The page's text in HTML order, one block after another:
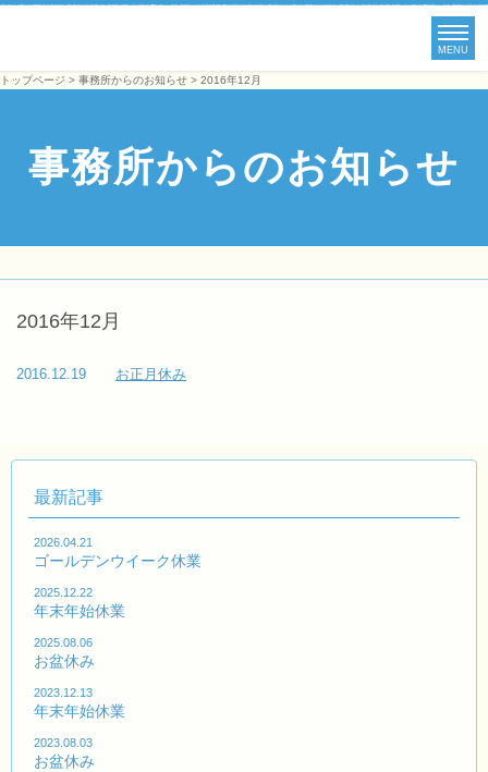
MENU
トップページ > 事務所からのお知らせ > 2016年12月
事務所からのお知らせ
2016年12月
2016.12.19 お正月休み
最新記事
2026.04.21
ゴールデンウイーク休業
2025.12.22
年末年始休業
2025.08.06
お盆休み
2023.12.13
年末年始休業
2023.08.03
お盆休み